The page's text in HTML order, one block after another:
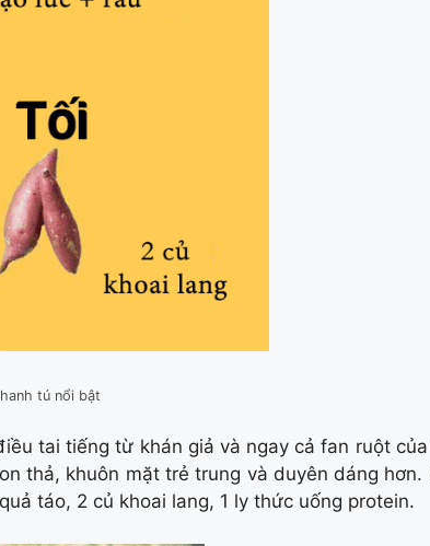
tú nổi bật
tai tiếng từ khán giả và ngay cả fan ruột của
thả, khuôn mặt trẻ trung và duyên dáng hơn.
táo, 2 củ khoai lang, 1 ly thức uống protein.